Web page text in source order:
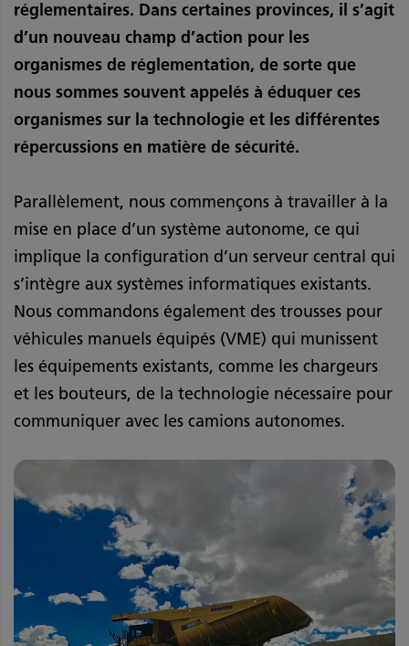
réglementaires. Dans certaines provinces, il s’agit
d’un nouveau champ d’action pour les
organismes de réglementation, de sorte que
nous sommes souvent appelés à éduquer ces
organismes sur la technologie et les différentes
répercussions en matière de sécurité.
Parallèlement, nous commençons à travailler à la
mise en place d’un système autonome, ce qui
implique la configuration d’un serveur central qui
s’intègre aux systèmes informatiques existants.
Nous commandons également des trousses pour
véhicules manuels équipés (VME) qui munissent
les équipements existants, comme les chargeurs
et les bouteurs, de la technologie nécessaire pour
communiquer avec les camions autonomes.